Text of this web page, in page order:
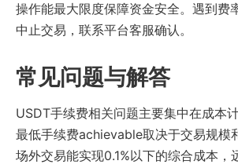
操作能最大限度保障资金安全。遇到费
中止交易，联系平台客服确认。
常见问题与解答
USDT手续费相关问题主要集中在成本
最低手续费achievable取决于交易规模
场外交易能实现0.1%以下的综合成本，